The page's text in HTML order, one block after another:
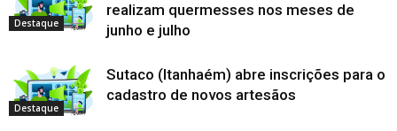
Destaque
realizam quermesses nos meses de
junho e julho
Destaque
Sutaco (Itanhaém) abre inscrições para o
cadastro de novos artesãos